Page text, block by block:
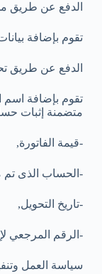
الدفع عن طريق
تقوم بإضافة
الدفع عن طريق
تقوم بإضافة اسم
متضمنة إثبات
-قيمة الفاتورة,
-الحساب الذى
-تاريخ التحويل,
-الرقم المرجعي
سياسة العمل